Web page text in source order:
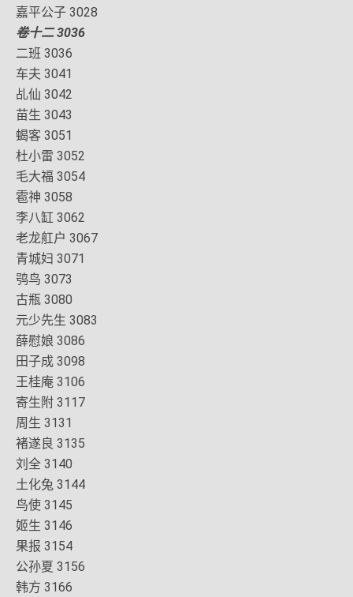
嘉平公子 3028
卷十二 3036
二班 3036
车夫 3041
乩仙 3042
苗生 3043
蝎客 3051
杜小雷 3052
毛大福 3054
雹神 3058
李八缸 3062
老龙舡户 3067
青城妇 3071
鸮鸟 3073
古瓶 3080
元少先生 3083
薛慰娘 3086
田子成 3098
王桂庵 3106
寄生附 3117
周生 3131
褚遂良 3135
刘全 3140
土化兔 3144
鸟使 3145
姬生 3146
果报 3154
公孙夏 3156
韩方 3166